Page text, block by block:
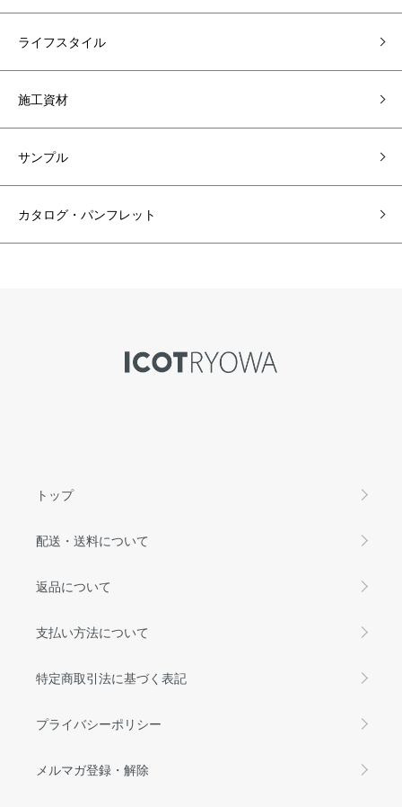
ライフスタイル
施工資材
サンプル
カタログ・パンフレット
トップ
配送・送料について
返品について
支払い方法について
特定商取引法に基づく表記
プライバシーポリシー
メルマガ登録・解除